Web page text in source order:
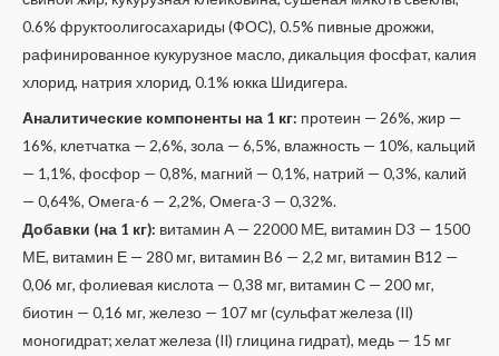
0.6% фруктоолигосахариды (ФОС), 0.5% пивные дрожжи,
рафинированное кукурузное масло, дикальция фосфат, калия
хлорид, натрия хлорид, 0.1% юкка Шидигера.
Аналитические компоненты на 1 кг: протеин — 26%, жир —
16%, клетчатка — 2,6%, зола — 6,5%, влажность — 10%, кальций
— 1,1%, фосфор — 0,8%, магний — 0,1%, натрий — 0,3%, калий
— 0,64%, Омега-6 — 2,2%, Омега-3 — 0,32%.
Добавки (на 1 кг): витамин А — 22000 МЕ, витамин D3 — 1500
МЕ, витамин Е — 280 мг, витамин B6 — 2,2 мг, витамин В12 —
0,06 мг, фолиевая кислота — 0,38 мг, витамин С — 200 мг,
биотин — 0,16 мг, железо — 107 мг (сульфат железа (II)
моногидрат; хелат железа (II) глицина гидрат), медь — 15 мг